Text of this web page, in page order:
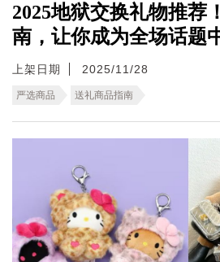
2025地狱交换礼物推荐
南，让你成为全场话题
上架日期 2025/11/28
严选商品 送礼商品指南